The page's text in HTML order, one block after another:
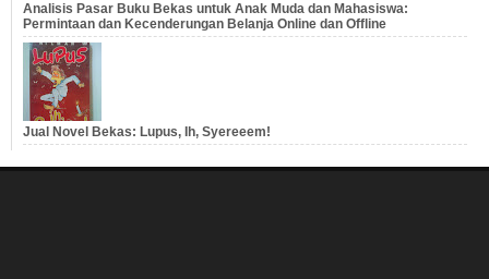
Analisis Pasar Buku Bekas untuk Anak Muda dan Mahasiswa:
Permintaan dan Kecenderungan Belanja Online dan Offline
Jual Novel Bekas: Lupus, Ih, Syereeem!